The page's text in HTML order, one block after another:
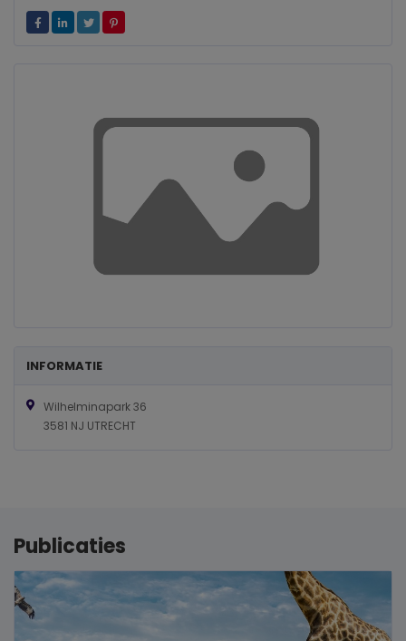
INFORMATIE
Wilhelminapark 36
3581 NJ UTRECHT
Publicaties